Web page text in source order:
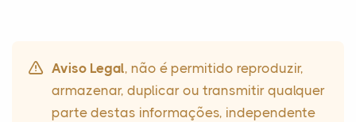
Aviso Legal, não é permitido reproduzir,
armazenar, duplicar ou transmitir qualquer
parte destas informações, independente